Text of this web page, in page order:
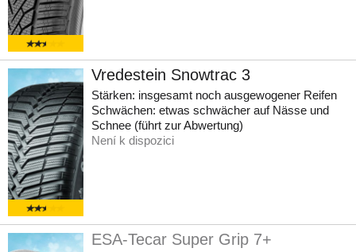
Vredestein Snowtrac 3
Stärken: insgesamt noch ausgewogener Reifen
Schwächen: etwas schwächer auf Nässe und
Schnee (führt zur Abwertung)
Není k dispozici
ESA-Tecar Super Grip 7+